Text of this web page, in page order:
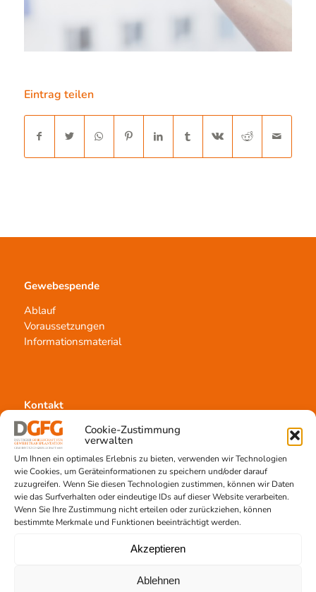
Cookie-Zustimmung
verwalten
Um Ihnen ein optimales Erlebnis zu bieten, verwenden wir Technologien
wie Cookies, um Geräteinformationen zu speichern und/oder darauf
zuzugreifen. Wenn Sie diesen Technologien zustimmen, können wir Daten
wie das Surfverhalten oder eindeutige IDs auf dieser Website verarbeiten.
Wenn Sie Ihre Zustimmung nicht erteilen oder zurückziehen, können
bestimmte Merkmale und Funktionen beeinträchtigt werden.
Akzeptieren
Ablehnen
Eintrag teilen
Gewebespende
Ablauf
Voraussetzungen
Informationsmaterial
Kontakt
Team Hannover
Spendestandorte
Vermittlungsstelle
Gewebetransplantation